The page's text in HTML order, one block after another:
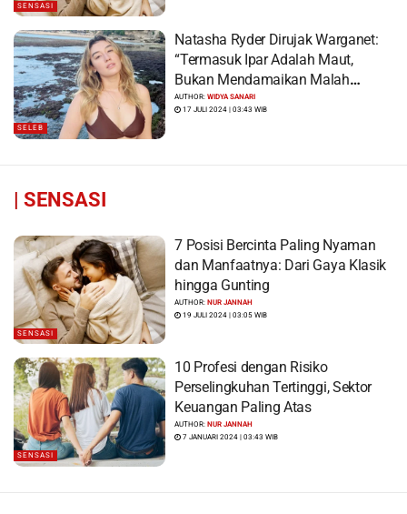
SENSASI
SELEB
Natasha Ryder Dirujak Warganet:
“Termasuk Ipar Adalah Maut,
Bukan Mendamaikan Malah
Menyiram Bensin”
AUTHOR:WIDYA SANARI
17 JULI 2024 | 03:43 WIB
| SENSASI
SENSASI
7 Posisi Bercinta Paling Nyaman
dan Manfaatnya: Dari Gaya Klasik
hingga Gunting
AUTHOR:NUR JANNAH
19 JULI 2024 | 03:05 WIB
SENSASI
10 Profesi dengan Risiko
Perselingkuhan Tertinggi, Sektor
Keuangan Paling Atas
AUTHOR:NUR JANNAH
7 JANUARI 2024 | 03:43 WIB